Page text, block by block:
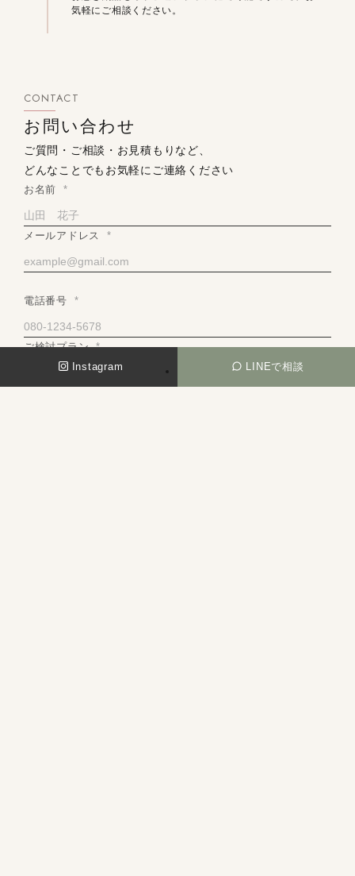
気軽にご相談ください。
CONTACT
お問い合わせ
ご質問・ご相談・お見積もりなど、
どんなことでもお気軽にご連絡ください
お名前 *
メールアドレス *
電話番号 *
ご検討プラン *
Instagram LINEで相談